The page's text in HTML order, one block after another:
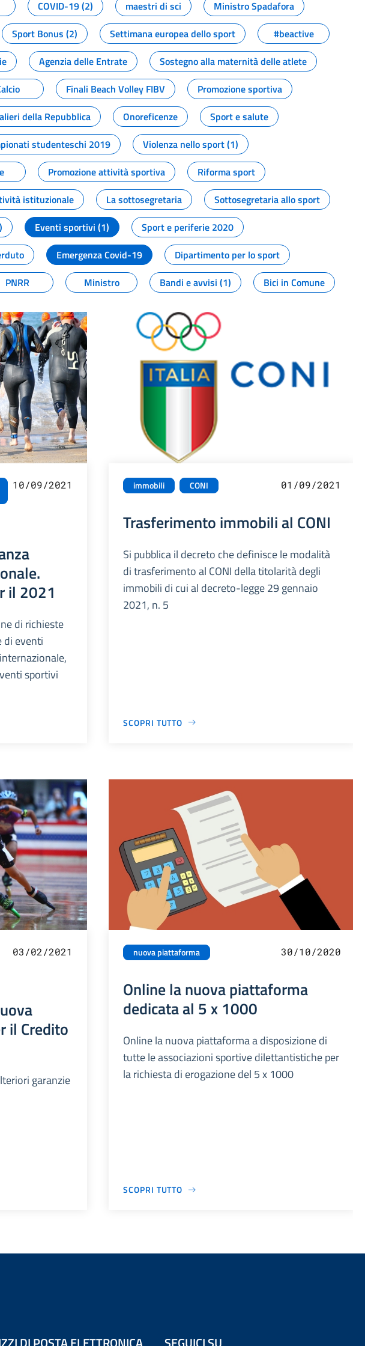
COVID-19 (2) maestri di sci
Ministro Spadafora
Sport Bonus (2) Settimana europea dello sport
#beactive
Agenzia delle Entrate
Sostegno alla maternità delle atlete
Finali Beach Volley FIBV
Promozione sportiva
della Repubblica Onoreficenze
Sport e salute
studenteschi 2019
Violenza nello sport (1)
Promozione attività sportiva
Riforma sport
istituzionale La sottosegretaria
Sottosegretaria allo sport
Eventi sportivi (1)
Sport e periferie 2020
Emergenza Covid-19
Dipartimento per lo sport
PNRR Ministro Bandi e avvisi (1) Bici in Comune
10/09/2021
il 2021
di richieste
di eventi
sportivi
immobili CONI 01/09/2021
Trasferimento immobili al CONI
Si pubblica il decreto che definisce le modalità
di trasferimento al CONI della titolarità degli
immobili di cui al decreto-legge 29 gennaio
2021, n. 5
SCOPRI TUTTO
03/02/2021
il Credito
garanzie
nuova piattaforma 30/10/2020
Online la nuova piattaforma
dedicata al 5 x 1000
Online la nuova piattaforma a disposizione di
tutte le associazioni sportive dilettantistiche per
la richiesta di erogazione del 5 x 1000
SCOPRI TUTTO